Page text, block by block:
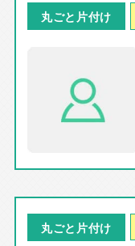
丸ごと片付け
丸ごと片付け